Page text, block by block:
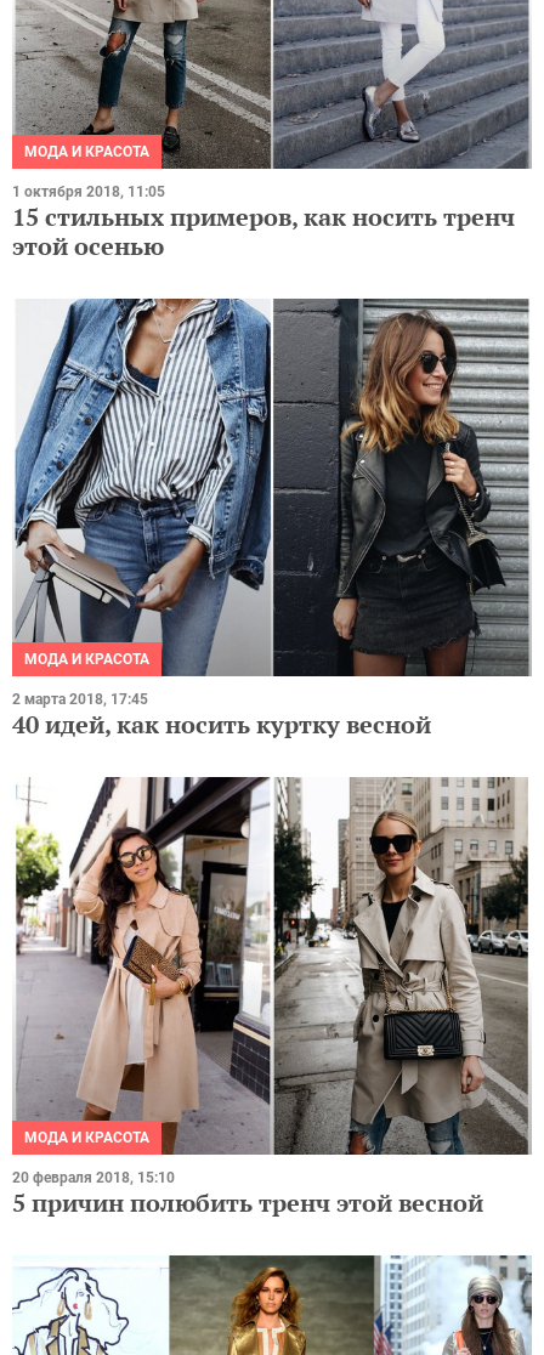
МОДА И КРАСОТА
1 октября 2018, 11:05
15 стильных примеров, как носить тренч
этой осенью
МОДА И КРАСОТА
2 марта 2018, 17:45
40 идей, как носить куртку весной
МОДА И КРАСОТА
20 февраля 2018, 15:10
5 причин полюбить тренч этой весной